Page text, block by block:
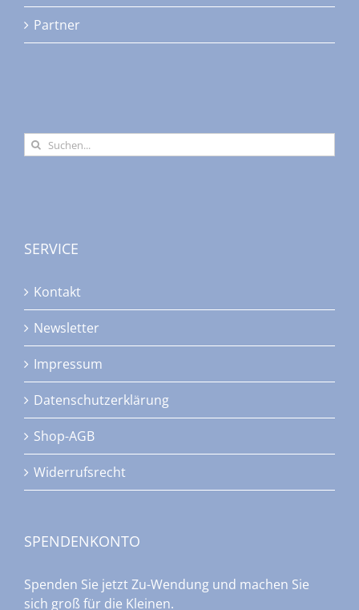
Partner
Suche
nach:
SERVICE
Kontakt
Newsletter
Impressum
Datenschutzerklärung
Shop-AGB
Widerrufsrecht
SPENDENKONTO
Spenden Sie jetzt Zu-Wendung und machen Sie
sich groß für die Kleinen.